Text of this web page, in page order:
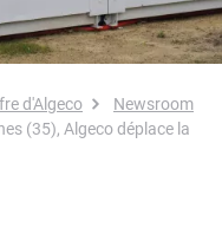
d'Algeco
Newsroom
(35), Algeco déplace la